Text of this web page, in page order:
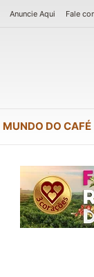
Anuncie Aqui Fale
MUNDO DO CAFÉ